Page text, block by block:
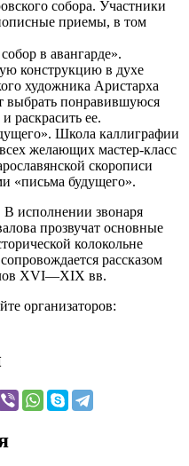
собора. Участники
приемы, в том
в авангарде».
конструкцию в духе
художника Аристарха
выбрать понравившуюся
раскрасить ее.
Школа каллиграфии
желающих мастер-класс
скорописи
«письма будущего».
исполнении звонаря
прозвучат основные
колокольне
рассказом
XVI—XIX вв.
организаторов: